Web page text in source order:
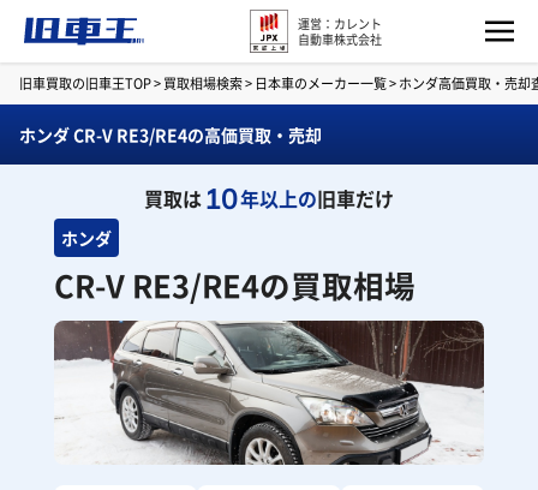
運営：カレント
自動車株式会社
旧車買取の旧車王TOP>買取相場検索> 日本車のメーカー一覧>ホンダ高価買取・売却
ホンダ CR-V RE3/RE4の高価買取・売却
買取は10年以上の旧車だけ
ホンダ
CR-V RE3/RE4の買取相場